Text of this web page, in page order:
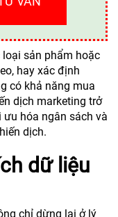
loại sản phẩm hoặc
hay xác định
có khả năng mua
dịch marketing trở
hóa ngân sách và
dịch.
dữ liệu
chỉ dừng lại ở lý